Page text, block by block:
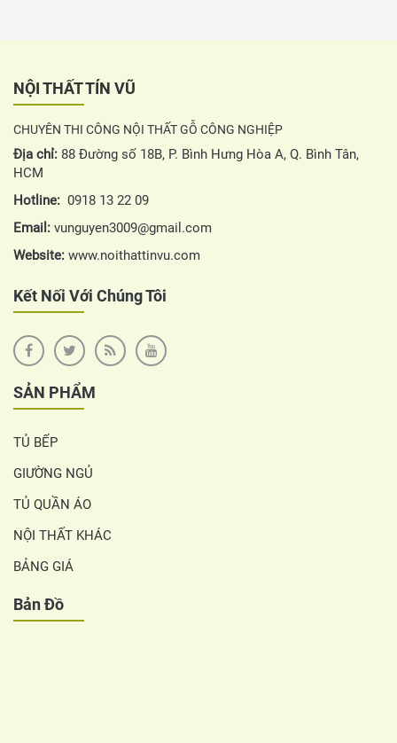
NỘI THẤT TÍN VŨ
CHUYÊN THI CÔNG NỘI THẤT GỖ CÔNG NGHIỆP
Địa chỉ: 88 Đường số 18B, P. Bình Hưng Hòa A, Q. Bình Tân,
HCM
Hotline: 0918 13 22 09
Email: vunguyen3009@gmail.com
Website: www.noithattinvu.com
Kết Nối Với Chúng Tôi
SẢN PHẨM
TỦ BẾP
GIƯỜNG NGỦ
TỦ QUẦN ÁO
NỘI THẤT KHÁC
BẢNG GIÁ
Bản Đồ